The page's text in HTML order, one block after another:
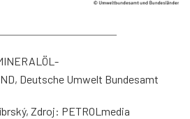
Deutsche Umwelt Bundesamt
Zdroj: PETROLmedia